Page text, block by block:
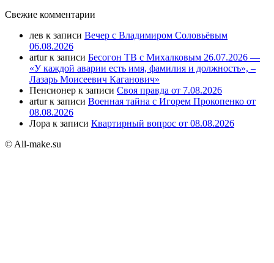
Свежие комментарии
лев к записи Вечер с Владимиром Соловьёвым
06.08.2026
arturк записи Бесогон ТВ с Михалковым 26.07.2026 —
«У каждой аварии есть имя, фамилия и должность», –
Лазарь Моисеевич Каганович»
Пенсионер к записи Своя правда от 7.08.2026
arturк записи Военная тайна с Игорем Прокопенко от
08.08.2026
Лора к записи Квартирный вопрос от 08.08.2026
© All-make.su